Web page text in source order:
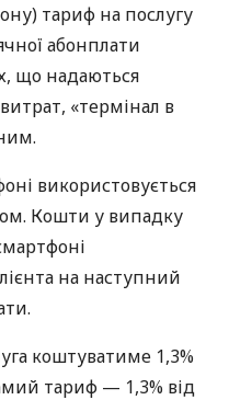
тариф на послугу
абонплати
що надаються
«термінал в
використовується
Кошти у випадку
на наступний
коштуватиме 1,3%
тариф — 1,3% від